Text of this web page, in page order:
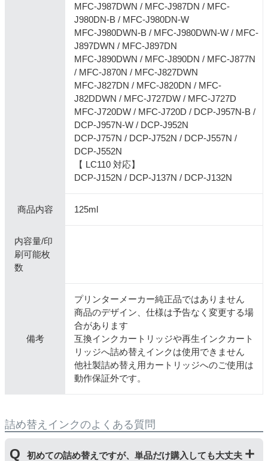
MFC-J987DWN / MFC-J987DN / MFC-
J980DN-B / MFC-J980DN-W
MFC-J980DWN-B / MFC-J980DWN-W / MFC-
J897DWN / MFC-J897DN
MFC-J890DWN / MFC-J890DN / MFC-J877N
/ MFC-J870N / MFC-J827DWN
MFC-J827DN / MFC-J820DN / MFC-
J82DDWN / MFC-J727DW / MFC-J727D
MFC-J720DW / MFC-J720D / DCP-J957N-B /
DCP-J957N-W / DCP-J952N
DCP-J757N / DCP-J752N / DCP-J557N /
DCP-J552N
【 LC110 対応】
DCP-J152N / DCP-J137N / DCP-J132N
商品内容 125ml
内容量/印
刷可能枚
数
備考
プリンターメーカー純正品ではありません
商品のデザイン、仕様は予告なく変更する場
合があります
互換インクカートリッジや再生インクカート
リッジへ詰め替えインクは使用できません
他社製詰め替え用カートリッジへのご使用は
動作保証外です。
詰め替えインクのよくある質問
初めての詰め替えですが、単品だけ購入しても大丈夫